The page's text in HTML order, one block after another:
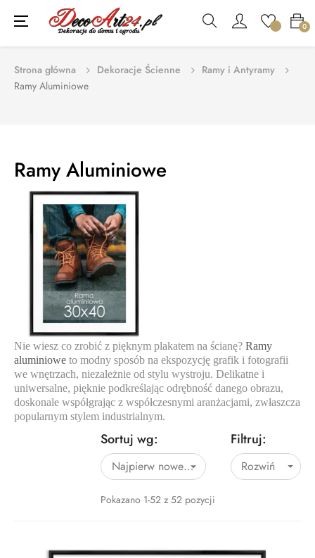
0
Toggle
navigation
☰
Strona główna Dekoracje Ścienne
Ramy i Antyramy
Ramy Aluminiowe
Ramy Aluminiowe
Nie wiesz co zrobić z pięknym plakatem na ścianę? Ramy
aluminiowe to modny sposób na ekspozycję grafik i fotografii
we wnętrzach, niezależnie od stylu wystroju. Delikatne i
uniwersalne, pięknie podkreślając odrębność danego obrazu,
doskonale współgrając z współczesnymi aranżacjami, zwłaszcza
popularnym stylem industrialnym.
Sortuj wg:
Najpierw nowe produkty

Pokazano 1-52 z 52 pozycji
Filtruj:
Rozwiń